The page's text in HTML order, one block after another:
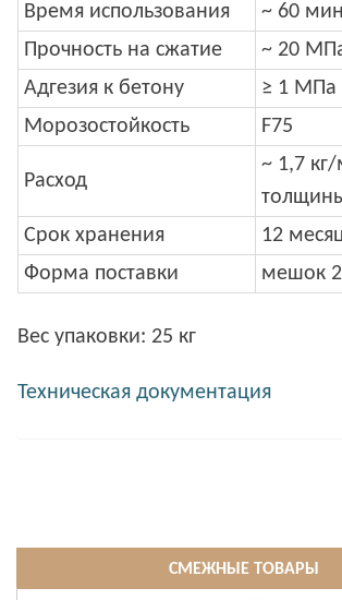
Время использования
~ 60
Прочность на сжатие
~ 20
Адгезия к бетону
≥ 1 МПа
Морозостойкость
F75
Расход
~ 1,7
Срок хранения
12
Форма поставки
мешок
Вес упаковки: 25 кг
Техническая документация
СМЕЖНЫЕ ТОВАРЫ